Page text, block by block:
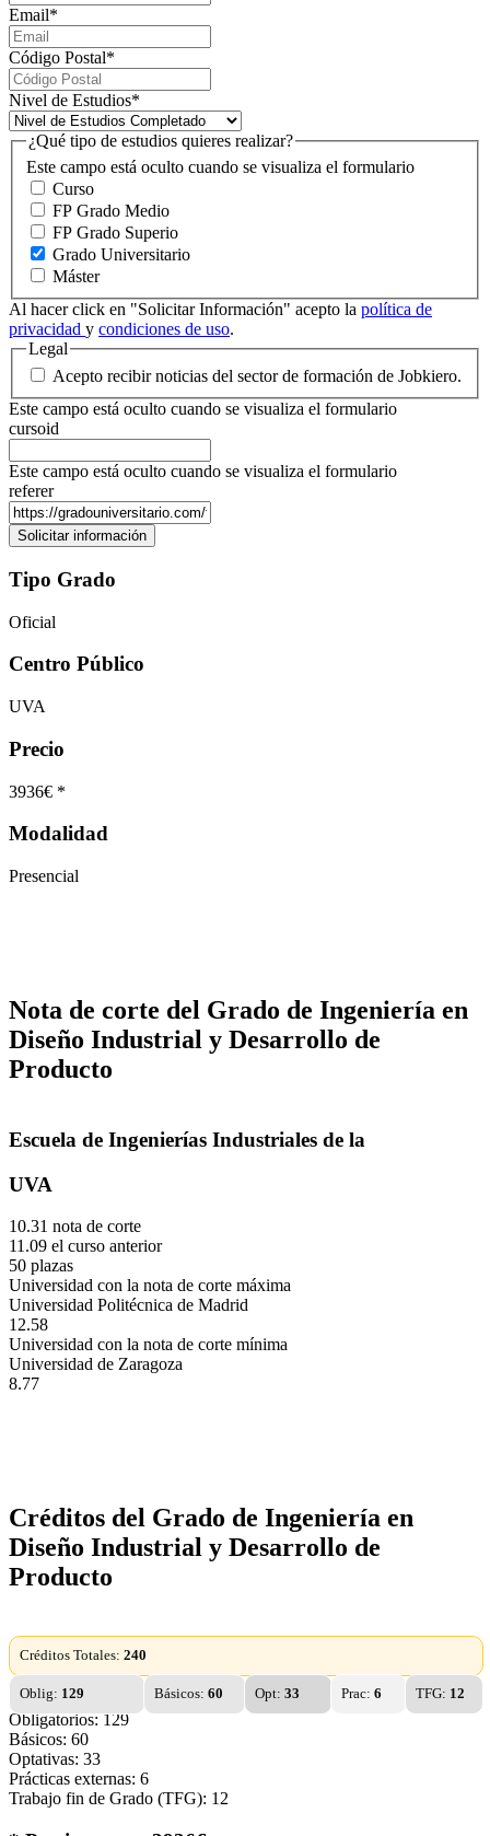
Email*
Código Postal*
Nivel de Estudios*
Este campo está oculto cuando se visualiza el formulario
¿Qué tipo de estudios quieres realizar?
Curso
FP Grado Medio
FP Grado Superio
Grado Universitario
Máster
Al hacer click en "Solicitar Información" acepto la política de
privacidad y condiciones de uso.
Legal
Acepto recibir noticias del sector de formación de Jobkiero.
Este campo está oculto cuando se visualiza el formulario
cursoid
Este campo está oculto cuando se visualiza el formulario
referer
Tipo Grado
Oficial
Centro Público
UVA
Precio
3936€ *
Modalidad
Presencial
Nota de corte del Grado de Ingeniería en
Diseño Industrial y Desarrollo de
Producto
Escuela de Ingenierías Industriales de la
UVA
10.31 nota de corte
11.09 el curso anterior
50 plazas
Universidad con la nota de corte máxima
Universidad Politécnica de Madrid
12.58
Universidad con la nota de corte mínima
Universidad de Zaragoza
8.77
Créditos del Grado de Ingeniería en
Diseño Industrial y Desarrollo de
Producto
Créditos Totales: 240
Oblig: 129 Básicos: 60 Opt: 33 Prac:6 TFG: 12
Obligatorios: 129
Básicos: 60
Optativas: 33
Prácticas externas: 6
Trabajo fin de Grado (TFG): 12